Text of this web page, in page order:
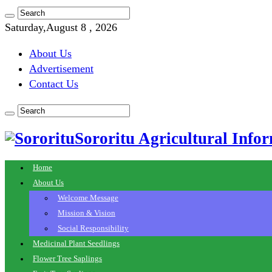
Saturday,August 8 , 2026
About Us
Advertisement
Contact Us
Sororitu Agricultural
Home
About Us
Welcome Message
Mission & Vision
Social Responsibility
Medicinal Plant Seedlings
Flower Tree Saplings